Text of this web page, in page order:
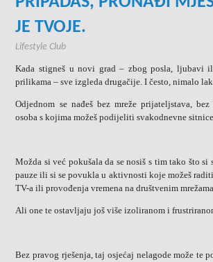
JE TVOJE.
Lifestyle Club
Kada stigneš u novi grad – zbog posla, ljubavi
prilikama – sve izgleda drugačije. I često, nimalo
Odjednom se nađeš bez mreže prijateljstava,
osoba s kojima možeš podijeliti svakodnevne
Možda si već pokušala da se nosiš s tim tako što si
pauze ili si se povukla u aktivnosti koje možeš
TV-a ili provođenja vremena na društvenim
Ali one te ostavljaju još više izoliranom i
Bez pravog rješenja, taj osjećaj nelagode može te